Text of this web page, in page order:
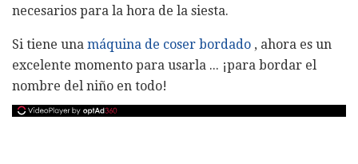
necesarios para la hora de la siesta.
Si tiene una máquina de coser bordado , ahora es un
excelente momento para usarla ... ¡para bordar el
nombre del niño en todo!